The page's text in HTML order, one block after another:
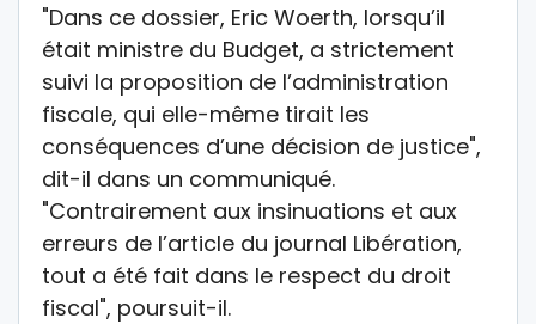
"Dans ce dossier, Eric Woerth, lorsqu’il
était ministre du Budget, a strictement
suivi la proposition de l’administration
fiscale, qui elle-même tirait les
conséquences d’une décision de justice",
dit-il dans un communiqué.
"Contrairement aux insinuations et aux
erreurs de l’article du journal Libération,
tout a été fait dans le respect du droit
fiscal", poursuit-il.